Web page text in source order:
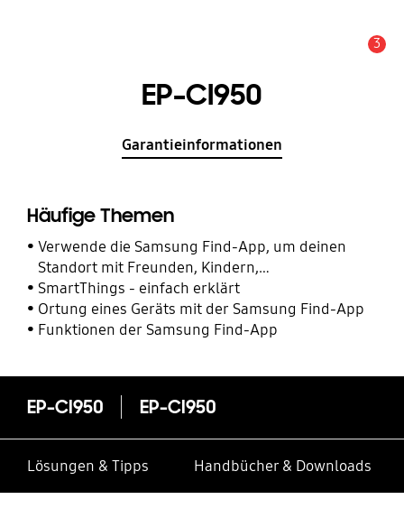
3
EP-CI950
Garantieinformationen
Häufige Themen
Verwende die Samsung Find-App, um deinen
Standort mit Freunden, Kindern,
Familienmitgliedern und anderen Kontakten zu
teilen
SmartThings - einfach erklärt
Ortung eines Geräts mit der Samsung Find-App
Funktionen der Samsung Find-App
EP-CI950 EP-CI950
Lösungen & Tipps Handbücher & Downloads